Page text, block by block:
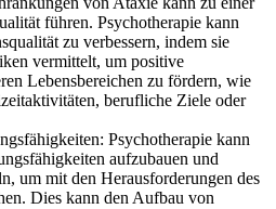
führen. Psychotherapie kann
zu verbessern, indem sie
vermittelt, um positive
Lebensbereichen zu fördern, wie
berufliche Ziele oder
Psychotherapie kann
aufzubauen und
um mit den Herausforderungen des
Dies kann den Aufbau von